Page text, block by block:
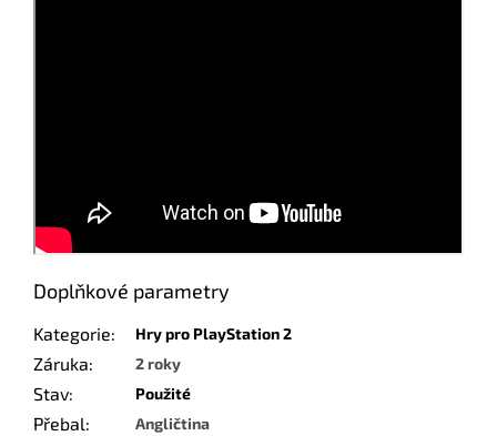
Doplňkové parametry
Kategorie: Hry pro PlayStation 2
Záruka: 2 roky
Stav: Použité
Přebal: Angličtina